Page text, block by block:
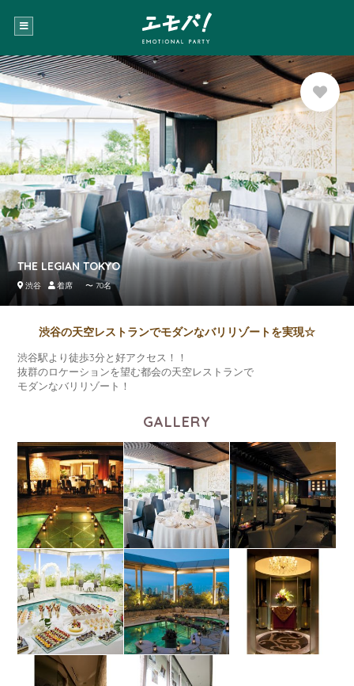
THE LEGIAN TOKYO
渋谷 着席 〜 70名
お気に
入り登
録
渋谷の天空レストランでモダンなバリリゾートを実現☆
渋谷駅より徒歩3分と好アクセス！！
抜群のロケーションを望む都会の天空レストランで
モダンなバリリゾート！
GALLERY